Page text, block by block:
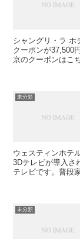
シャングリ・ラ ホ
クーポンが37,500
京のクーポンはこ
未分類
ウェスティンホテ
3Dテレビが導入さ
テレビです。普段
未分類